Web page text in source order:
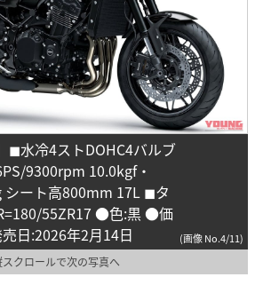
◼︎水冷4ストDOHC4バルブ
9300rpm 10.0kgf・
ート高800mm 17L ◼︎タ
55ZR17 ●色:黒 ●価
日:2026年2月14日
(画像 No.4/11)
スクロールで次の写真へ